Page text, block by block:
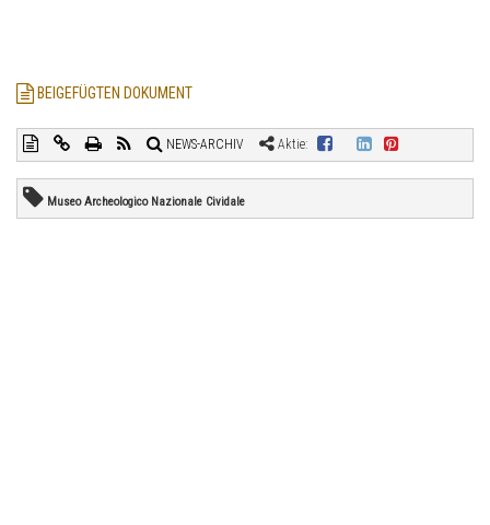
BEIGEFÜGTEN DOKUMENT
NEWS-ARCHIV Aktie:
Museo Archeologico Nazionale Cividale